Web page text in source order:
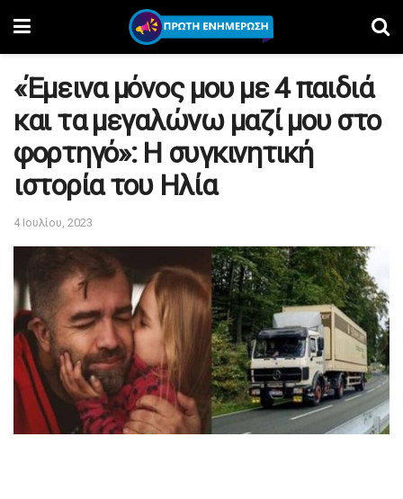
«Έμεινα μόνος μου με 4 παιδιά
και τα μεγαλώνω μαζί μου στο
φορτηγό»: Η συγκινητική
ιστορία του Ηλία
4 Ιουλίου, 2023